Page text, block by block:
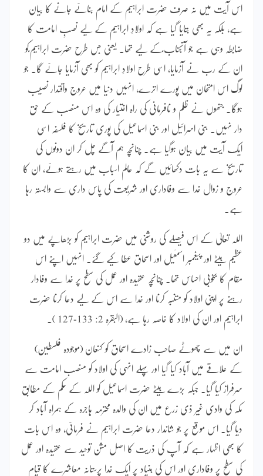
اس آیت میں نہ صرف حضرت ابراہیم کے امام بنائے جانے کا بیان
ہے، بلکہ یہ بھی بتایا گیا ہے کہ اولادِ ابراہیم کے لیے نصبِ امامت کا
ضابطہ وہی ہے جو آنجناب ؑکے لیے تھا۔ یعنی جس طرح حضرت ابراہیم ؑکو
ان کے رب نے آزمایا، اسی طرح اولادِ ابراہیم کو بھی آزمایا جائے گا۔ جو
لوگ اس امتحان میں پورے اترے، انہیں دنیا میں عروج واقتدار نصیب
ہوگا۔ جنھوں نے ظلم و نافرمانی کی راہ اختیار کی وہ اس منصب کے حق
دار نہیں۔ بنی اسرائیل اور بنی اسماعیل کی پوری تاریخ کا فلسفہ اسی
ایک آیت میں بیان ہوگیا ہے۔ چنانچہ ہم آگے چل کر ان دونوں کی
تاریخ سے یہ بات دکھائیں گے کہ عالم اسباب میں رہتے ہوئے، ان کا
عروج و زوال خدا سے وفاداری اور شریعت کی پاس داری سے وابستہ رہا
ہے۔
اللہ تعالیٰ کے اس فیصلے کی روشنی میں حضرت ابراہیم کو بڑھاپے میں دو
عظیم بیٹے اور پیغمبر اسمٰعیل اور اسحاق عطا کیے گئے۔ انہیں اپنے اس
مقام کا بخوبی احساس تھا۔ چنانچہ عقیدہ اور عمل کی سطح پر خدا سے وفادار
رہنے پر اپنی اولاد کو متنبہ کرنا اور خدا سے اس کے لیے دعا کرنا حضرت
ابراہیم اور ان کی اولاد کا خاصہ رہا ہے، (البقرہ 2: 133-127 )۔
ان میں سے چھوٹے صاحب زادے اسحاق کو کنعان (موجودہ فلسطین)
کے علاقے میں آباد کیا گیا اور پہلے انہی کی اولاد کو منصب امامت سے
سرفراز کیا گیا۔ جبکہ بڑے بیٹے حضرت اسماعیل کو اللہ کے حکم کے مطابق
مکہ کی وادی غیر ذی زرع میں ان کی والدہ محترمہ ہاجرہ کے ہمراہ آباد کر
دیا گیا۔ اس موقع پر جو شاندار دعا حضرت ابراہیم نے فرمائی، وہ اس بات
کا بھی اظہار ہے کہ آپ کی ذریت کا اصل مشن توحید سے عقیدہ اور عمل
کی سطح پر وفاداری اور اس کی بنیاد پر ایک خدا پرستانہ معاشرے کا قیام